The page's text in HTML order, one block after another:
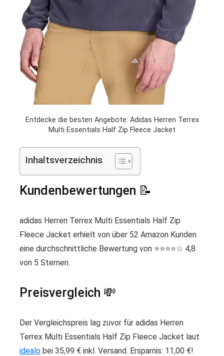
Entdecke die besten Angebote: Adidas Herren Terrex
Multi Essentials Half Zip Fleece Jacket
Inhaltsverzeichnis
Kundenbewertungen 📝
adidas Herren Terrex Multi Essentials Half Zip
Fleece Jacket erhielt von über 52 Amazon Kunden
eine durchschnittliche Bewertung von ⭐️⭐️⭐️⭐️☆ 4,8
von 5 Sternen.
Preisvergleich 💸
Der Vergleichspreis lag zuvor für adidas Herren
Terrex Multi Essentials Half Zip Fleece Jacket laut
idealo bei 35,99 € inkl. Versand. Ersparnis: 11,00 €!